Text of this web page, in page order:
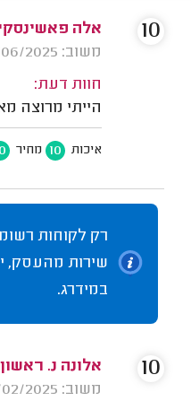
אלה
משוב: 25/06/2025
חוות דעת:
הייתי מרוצה
איכות 10 מחיר
10
רק לקוחות
שירות מהעסק,
במידרג.
אלונה נ. ראשון
משוב: 11/02/2025
10